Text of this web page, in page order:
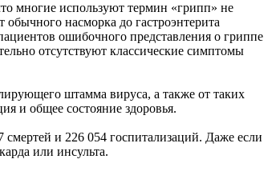
многие используют термин «грипп» не
насморка до гастроэнтерита
ошибочного представления о гриппе
отсутствуют классические симптомы
штамма вируса, а также от таких
и общее состояние здоровья.
и 226 054 госпитализаций. Даже если
или инсульта.